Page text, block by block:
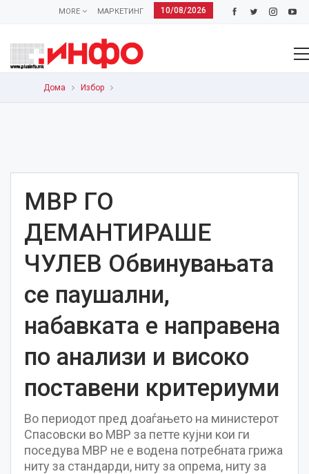
10/08/2026
МАРКЕТИНГ
MORE
Дома Избор
МВР ГО
ДЕМАНТИРАШЕ
ЧУЛЕВ Обвинувањата
се паушални,
набавката е направена
по анализи и високо
поставени критериуми
Во периодот пред доаѓањето на министерот
Спасовски во МВР за петте кујни кои ги
поседува МВР не е водена потребната грижа
ниту за стандарди, ниту за опрема, ниту за